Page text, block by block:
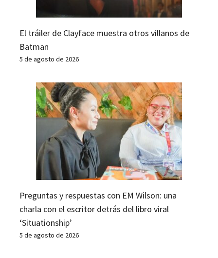
El tráiler de Clayface muestra otros villanos de
Batman
5 de agosto de 2026
Preguntas y respuestas con EM Wilson: una
charla con el escritor detrás del libro viral
‘Situationship’
5 de agosto de 2026